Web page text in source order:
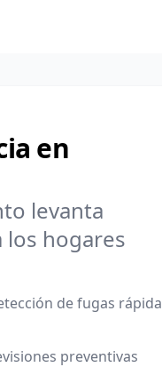
en
levanta
los hogares
de fugas rápida
preventivas